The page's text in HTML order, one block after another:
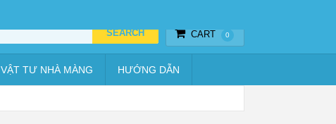
CART 0
VẬT TƯ NHÀ MÀNG HƯỚNG DẪN